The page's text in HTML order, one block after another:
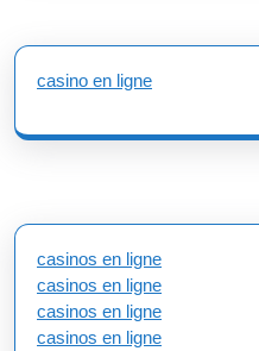
casino en ligne
casinos en ligne
casinos en ligne
casinos en ligne
casinos en ligne